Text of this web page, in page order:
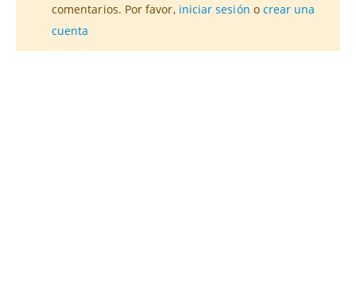
comentarios. Por favor, iniciar sesión o crear una
cuenta